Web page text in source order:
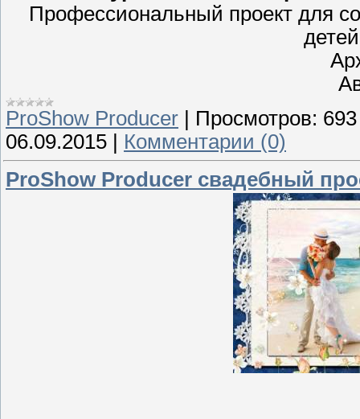
Профессиональный проект для
ProShow Producer | Просмотров: 693
06.09.2015 | Комментарии (0)
ProShow Producer свадебный